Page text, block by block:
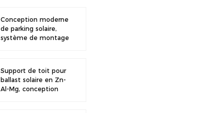
accrue
Conception moderne
de parking solaire,
système de montage
résistance
Support de toit pour
ballast solaire en Zn-
Al-Mg, conception